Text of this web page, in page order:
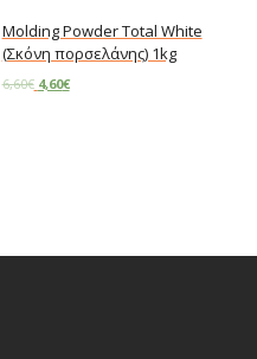
Molding Powder Total White
(Σκόνη πορσελάνης) 1kg
6,60€ 4,60€